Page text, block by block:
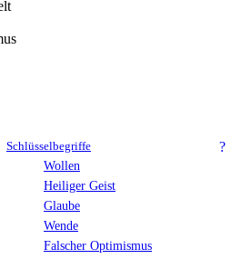
Schlüsselbegriffe
Wollen
Heiliger Geist
Glaube
Wende
Falscher Optimismus